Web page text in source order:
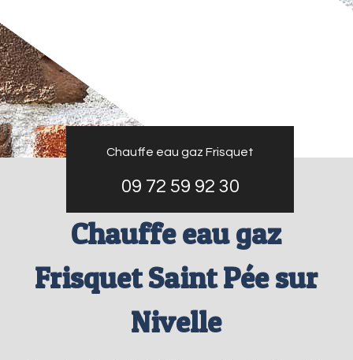
Chauffe eau gaz Frisquet
09 72 59 92 30
Chauffe eau gaz
Frisquet Saint Pée sur
Nivelle